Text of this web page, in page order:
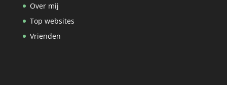
Over mij
Top websites
Vrienden